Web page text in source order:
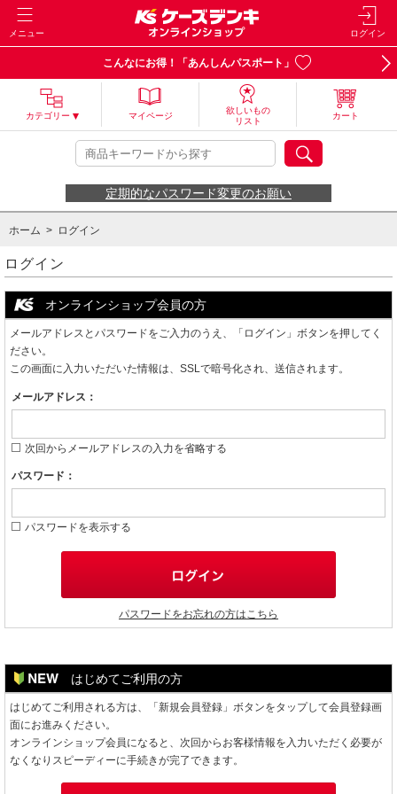
メニュー ログイン
こんなにお得！「あんしんパスポート」
カテゴリー マイページ
欲しいもの
リスト
カート
定期的なパスワード変更のお願い
ホーム > ログイン
ログイン
オンラインショップ会員の方
メールアドレスとパスワードをご入力のうえ、「ログイン」ボタンを押してく
ださい。
この画面に入力いただいた情報は、SSLで暗号化され、送信されます。
メールアドレス：
次回からメールアドレスの入力を省略する
パスワード：
パスワードを表示する
パスワードをお忘れの方はこちら
はじめてご利用の方
はじめてご利用される方は、「新規会員登録」ボタンをタップして会員登録画
面にお進みください。
オンラインショップ会員になると、次回からお客様情報を入力いただく必要が
なくなりスピーディーに手続きが完了できます。